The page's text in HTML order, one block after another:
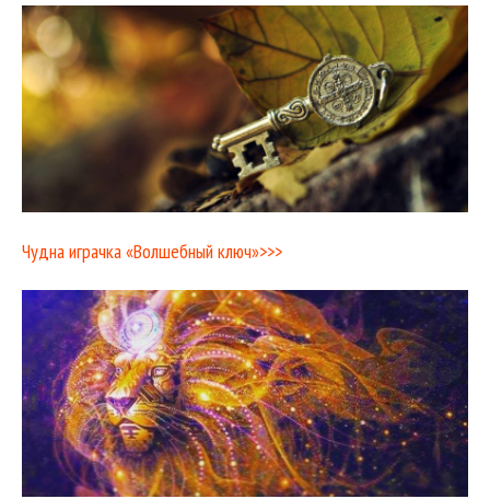
Чудна играчка «Волшебный ключ»>>>